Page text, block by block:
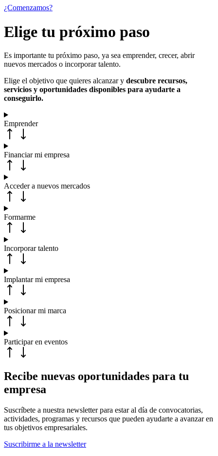
¿Comenzamos?
Elige tu próximo paso
Es importante tu próximo paso, ya sea emprender, crecer, abrir
nuevos mercados o incorporar talento.
Elige el objetivo que quieres alcanzar y descubre recursos,
servicios y oportunidades disponibles para ayudarte a
conseguirlo.
Emprender
Financiar mi empresa
Acceder a nuevos mercados
Formarme
Incorporar talento
Implantar mi empresa
Posicionar mi marca
Participar en eventos
Recibe nuevas oportunidades para tu
empresa
Suscríbete a nuestra newsletter para estar al día de convocatorias,
actividades, programas y recursos que pueden ayudarte a avanzar en
tus objetivos empresariales.
Suscribirme a la newsletter